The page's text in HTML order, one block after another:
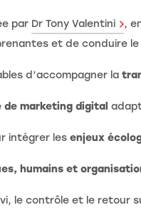
par Dr Tony Valentini
,
et de conduire
d’accompagner la
marketing digital
intégrer les enjeux
humains et
le contrôle et le retour